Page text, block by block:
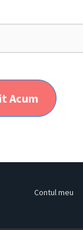
Acum
Contul meu